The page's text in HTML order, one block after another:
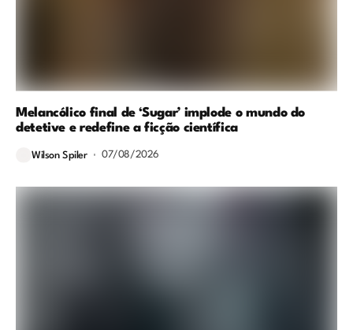
Melancólico final de ‘Sugar’ implode o mundo do
detetive e redefine a ficção científica
Wilson Spiler 07/08/2026